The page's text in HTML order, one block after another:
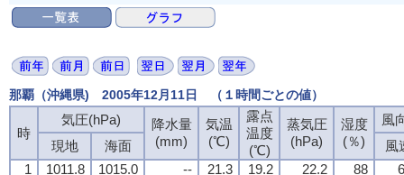
那覇（沖縄県) 2005年12月11日 （１時間ごとの値）
時
気圧(hPa)
降水量
(mm)
気温
(℃)
露点
温度
(℃)
蒸気圧
(hPa)
湿度
(％)
風
現地
海面
風
1
1011.8 1015.0 -- 21.3 19.2 22.2 88